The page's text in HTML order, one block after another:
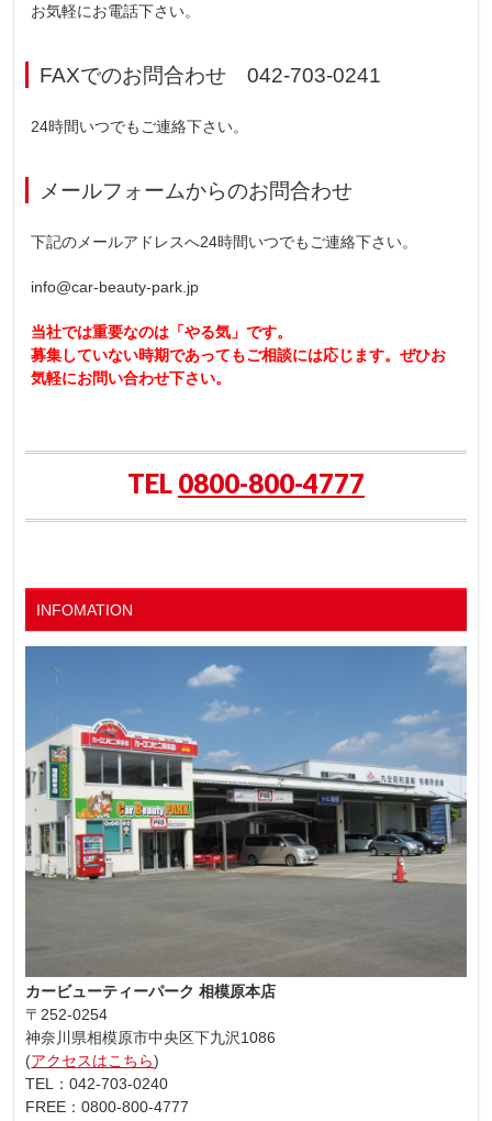
お気軽にお電話下さい。
FAXでのお問合わせ042-703-0241
24時間いつでもご連絡下さい。
メールフォームからのお問合わせ
下記のメールアドレスへ24時間いつでもご連絡下さい。
info@car-beauty-park.jp
当社では重要なのは「やる気」です。
募集していない時期であってもご相談には応じます。ぜひお
気軽にお問い合わせ下さい。
TEL 0800-800-4777
INFOMATION
カービューティーパーク 相模原本店
〒252-0254
神奈川県相模原市中央区下九沢1086
(アクセスはこちら)
TEL：042-703-0240
FREE：0800-800-4777